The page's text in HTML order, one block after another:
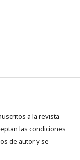
a la revista
las condiciones
de autor y se